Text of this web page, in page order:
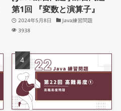
第1回 『変数と演算子』
2024年5月8日
Java練習問題
3938